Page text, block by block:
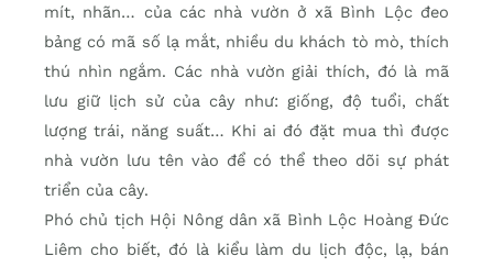
mít, nhãn… của các nhà vườn ở xã Bình Lộc đeo
bảng có mã số lạ mắt, nhiều du khách tò mò, thích
thú nhìn ngắm. Các nhà vườn giải thích, đó là mã
lưu giữ lịch sử của cây như: giống, độ tuổi, chất
lượng trái, năng suất… Khi ai đó đặt mua thì được
nhà vườn lưu tên vào để có thể theo dõi sự phát
triển của cây.
Phó chủ tịch Hội Nông dân xã Bình Lộc Hoàng Đức
Liêm cho biết, đó là kiểu làm du lịch độc, lạ, bán